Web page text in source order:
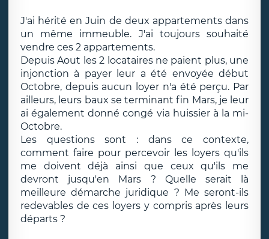
J'ai hérité en Juin de deux appartements dans
un même immeuble. J'ai toujours souhaité
vendre ces 2 appartements.
Depuis Aout les 2 locataires ne paient plus, une
injonction à payer leur a été envoyée début
Octobre, depuis aucun loyer n'a été perçu. Par
ailleurs, leurs baux se terminant fin Mars, je leur
ai également donné congé via huissier à la mi-
Octobre.
Les questions sont : dans ce contexte,
comment faire pour percevoir les loyers qu'ils
me doivent déjà ainsi que ceux qu'ils me
devront jusqu'en Mars ? Quelle serait là
meilleure démarche juridique ? Me seront-ils
redevables de ces loyers y compris après leurs
départs ?